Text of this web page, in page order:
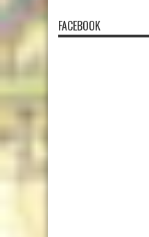
FACEBOOK